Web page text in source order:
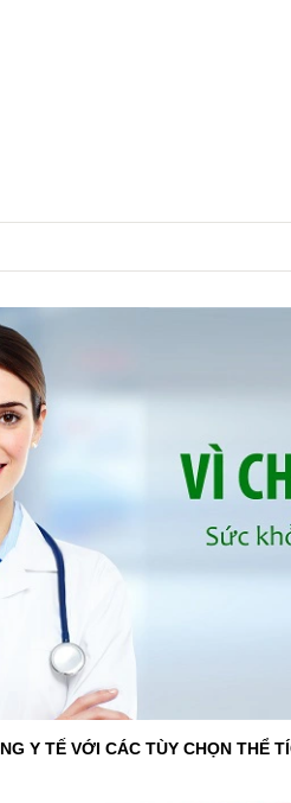
Y TẾ VỚI CÁC TÙY CHỌN THỂ